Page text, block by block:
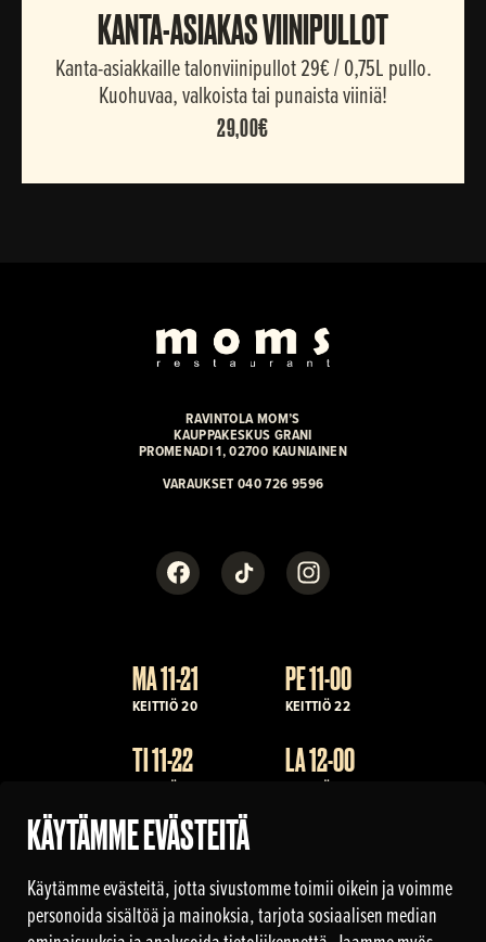
KANTA-ASIAKAS VIINIPULLOT
Kanta-asiakkaille talonviinipullot 29€ / 0,75L pullo.
Kuohuvaa, valkoista tai punaista viiniä!
29,00€
RAVINTOLA MOM’S
KAUPPAKESKUS GRANI
PROMENADI 1, 02700 KAUNIAINEN
VARAUKSET 040 726 9596
FacebookTikTok Instagram
MA 11-21
KEITTIÖ 20
TI 11-22
KEITTIÖ 21
KE 11-22
TO 11-22
PE 11-00
KEITTIÖ 22
LA 12-00
KEITTIÖ 22
KÄYTÄMME EVÄSTEITÄ
Käytämme evästeitä, jotta sivustomme toimii oikein ja voimme
personoida sisältöä ja mainoksia, tarjota sosiaalisen median